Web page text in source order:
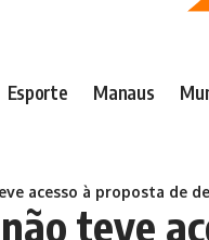
Esporte Manaus
acesso à proposta de
teve